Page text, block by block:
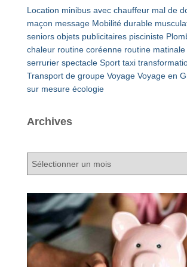
Location minibus avec chauffeur mal de
maçon message Mobilité durable
seniors objets publicitaires pisciniste
chaleur routine coréenne routine matinale
serrurier spectacle Sport taxi
Transport de groupe Voyage Voyage en
sur mesure écologie
Archives
A
c
v
s